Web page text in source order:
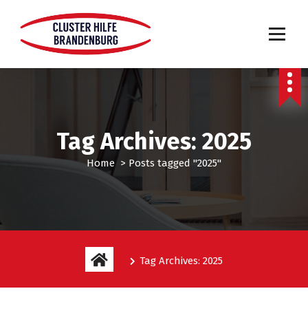
Tag Archives: 2025
Home> Posts tagged "2025"
Tag Archives: 2025